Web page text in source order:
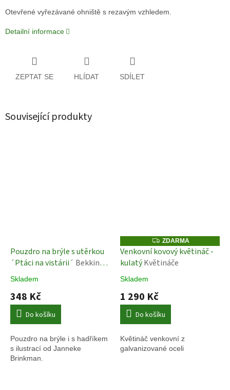
Otevřené vyřezávané ohniště s rezavým vzhledem.
Detailní informace
ZEPTAT SE HLÍDAT SDÍLET
Související produkty
Pouzdro na brýle s utěrkou
´Ptáci na vistárii´ Bekking
& Blitz
Skladem
348 Kč
Do košíku
Pouzdro na brýle i s hadříkem
s ilustrací od Janneke
Brinkman.
Z
D
A
R
ZDARMA
Venkovní kovový květináč -
kulatýKvětináče
Skladem
1 290 Kč
Do košíku
Květináč venkovní z
galvanizované oceli